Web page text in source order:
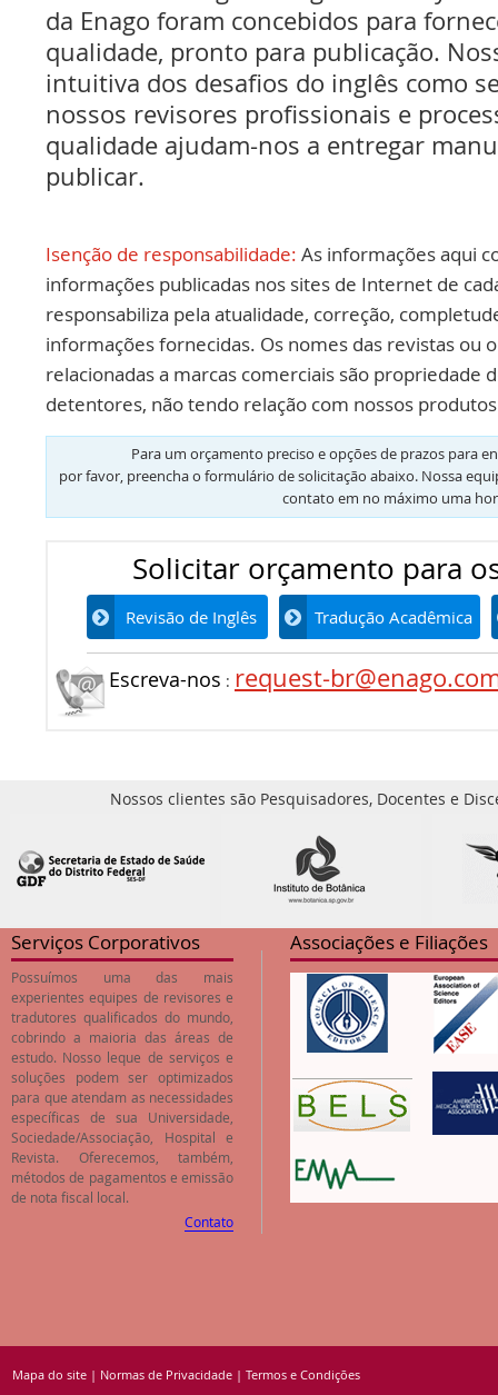
da Enago foram concebidos para
qualidade, pronto para publicação.
intuitiva dos desafios do inglês como
nossos revisores profissionais e
qualidade ajudam-nos a entregar
publicar.
Isenção de responsabilidade: As informações aqui
informações publicadas nos sites de Internet de
responsabiliza pela atualidade, correção,
informações fornecidas. Os nomes das revistas ou
relacionadas a marcas comerciais são propriedade
detentores, não tendo relação com nossos
Para um orçamento preciso e opções de prazos para
por favor, preencha o formulário de solicitação abaixo. Nossa
contato em no máximo uma
Solicitar orçamento para
Revisão de Inglês Tradução Acadêmica
Escreva-nos : request-
Nossos clientes são Pesquisadores, Docentes e
Serviços Corporativos
Possuímos uma das mais
experientes equipes de revisores e
tradutores qualificados do mundo,
cobrindo a maioria das áreas de
estudo. Nosso leque de serviços e
soluções podem ser optimizados
para que atendam as necessidades
específicas de sua Universidade,
Sociedade/Associação, Hospital e
Revista. Oferecemos, também,
métodos de pagamentos e emissão
de nota fiscal local.
Contato
Associações e Filiações
Mapa do site | Normas de Privacidade | Termos e Condições